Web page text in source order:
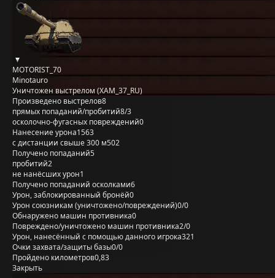
MOTORIST_70
Minotauro
Уничтожен выстрелом (XAM_37_RU)
Произведено выстрелов8
прямых попаданий/пробитий8/3
осколочно-фугасных повреждений0
Нанесение урона1563
с дистанции свыше 300 м502
Получено попаданий5
пробитий2
не нанёсших урон1
Получено попаданий осколками6
Урон, заблокированный бронёй0
Урон союзникам (уничтожено/повреждений)0/0
Обнаружено машин противника0
Повреждено/уничтожено машин противника2/0
Урон, нанесённый с помощью данного игрока321
Очки захвата/защиты базы0/0
Пройдено километров0,83
Закрыть